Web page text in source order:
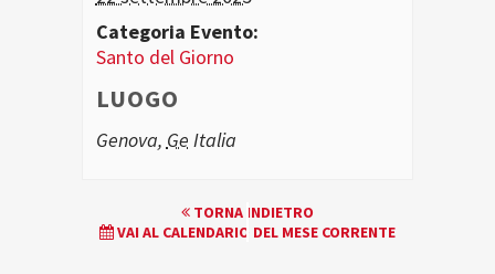
Categoria Evento:
Santo del Giorno
LUOGO
Genova, Ge Italia
EVENTO
NAVIGATION
TORNA INDIETRO
VAI AL CALENDARIO DEL MESE CORRENTE